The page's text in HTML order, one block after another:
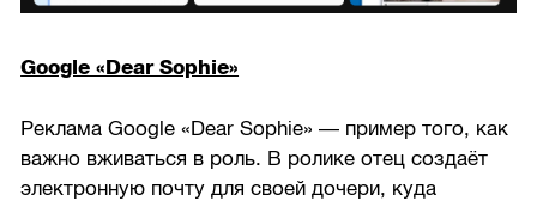
Google «Dear Sophie»
Реклама Google «Dear Sophie» — пример того, как
важно вживаться в роль. В ролике отец создаёт
электронную почту для своей дочери, куда